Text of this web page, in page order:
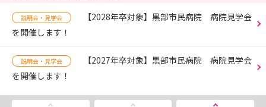
説明会・見学会
【2028年卒対象】黒部市民病院 病院見学会
を開催します！
説明会・見学会
【2027年卒対象】黒部市民病院 病院見学会
を開催します！